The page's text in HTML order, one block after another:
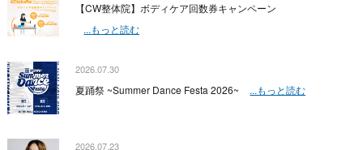
【CW整体院】ボディケア回数券キャンペーン
...もっと読む
2026.07.30
夏踊祭 ~Summer Dance Festa 2026~ ...もっと読む
2026.07.23